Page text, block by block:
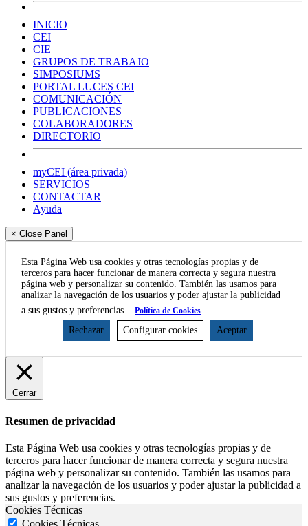
INICIO
CEI
CIE
GRUPOS DE TRABAJO
SIMPOSIUMS
PORTAL LUCES CEI
COMUNICACIÓN
PUBLICACIONES
COLABORADORES
DIRECTORIO
myCEI (área privada)
SERVICIOS
CONTACTAR
Ayuda
× Close Panel
Esta Página Web usa cookies y otras tecnologías propias y de
terceros para hacer funcionar de manera correcta y segura nuestra
página web y personalizar su contenido. También las usamos para
analizar la navegación de los usuarios y poder ajustar la publicidad
a sus gustos y preferencias.
Política de Cookies
Rechazar Configurar cookies Aceptar
Cerrar
Resumen de privacidad
Esta Página Web usa cookies y otras tecnologías propias y de
terceros para hacer funcionar de manera correcta y segura nuestra
página web y personalizar su contenido. También las usamos para
analizar la navegación de los usuarios y poder ajustar la publicidad a
sus gustos y preferencias.
Cookies Técnicas
Cookies Técnicas